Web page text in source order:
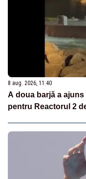
8 aug. 2026, 11:40
A doua barjă a
pentru Reactorul 2